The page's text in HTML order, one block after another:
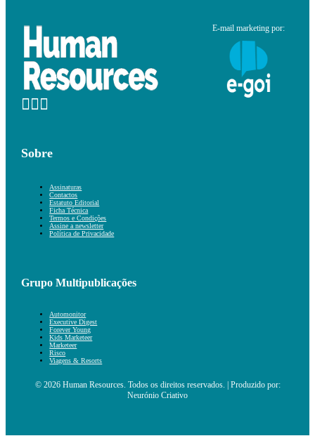
E-mail marketing por:
Sobre
Assinaturas
Contactos
Estatuto Editorial
Ficha Técnica
Termos e Condições
Assine a newsletter
Política de Privacidade
Grupo Multipublicações
Automonitor
Executive Digest
Forever Young
Kids Marketeer
Marketeer
Risco
Viagens & Resorts
© 2026 Human Resources. Todos os direitos reservados. | Produzido por:
Neurónio Criativo